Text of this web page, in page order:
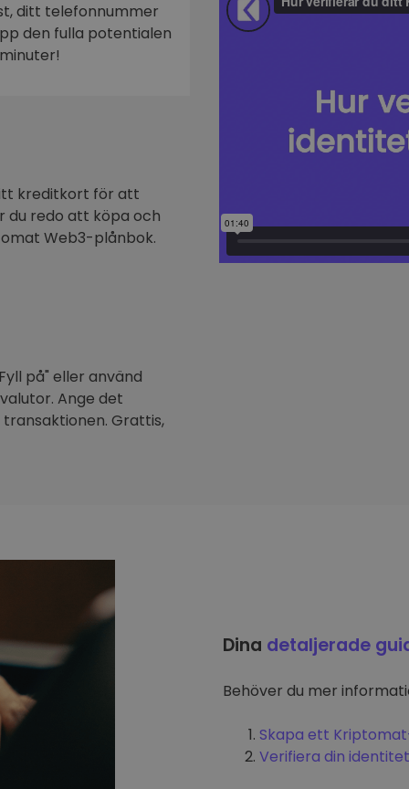
ditt telefonnummer
den fulla potentialen
kreditkort för att
du redo att köpa och
Web3-plånbok.
på" eller använd
Ange det
Grattis,
Dina detaljerade
Behöver du mer
Skapa ett
Verifiera din identitet